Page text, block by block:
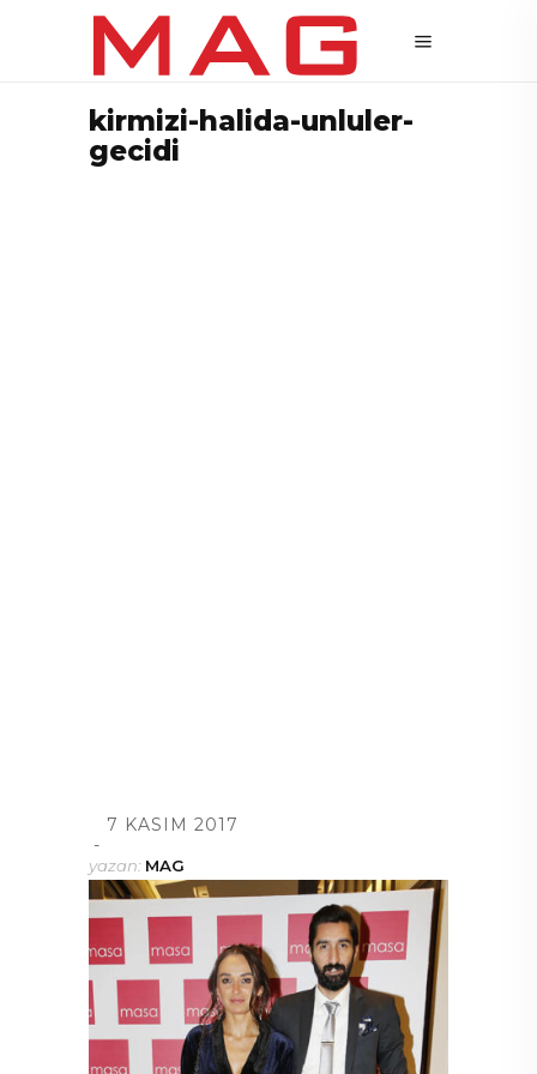
kirmizi-halida-unluler-
gecidi
7 KASIM 2017
yazan: MAG